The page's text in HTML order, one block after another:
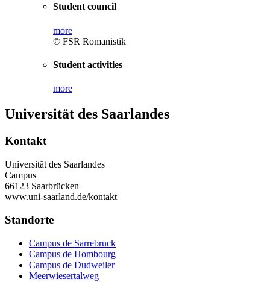
Student council
more
© FSR Romanistik
Student activities
more
Universität des Saarlandes
Kontakt
Universität des Saarlandes
Campus
66123 Saarbrücken
www.uni-saarland.de/kontakt
Standorte
Campus de Sarrebruck
Campus de Hombourg
Campus de Dudweiler
Meerwiesertalweg